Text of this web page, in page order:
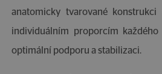
anatomicky tvarované konstrukci
individuálním proporcím každého
optimální podporu a stabilizaci.